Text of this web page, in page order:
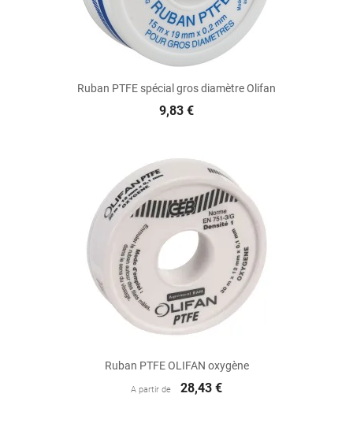
Ruban PTFE spécial gros diamètre Olifan
9,83 €
Ruban PTFE OLIFAN oxygène
A partir de 28,43 €